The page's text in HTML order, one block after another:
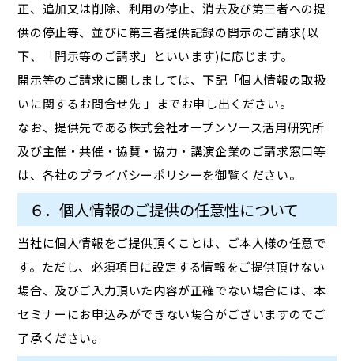
正、追加又は削除、利用の停止、消去及び第三者への提
供の停止等、並びに第三者提供記録の開示のご請求(以
下、「開示等のご請求」といいます)に応じます。
開示等のご請求に関しましては、下記「個人情報の取扱
いに関するお問合せ先 」までお申し出ください。
なお、提供先である株式会社オープンソース活用研究所
及び主催・共催・協賛・協力・講演企業のご請求窓口等
は、各社のプライバシーポリシーを御覧ください。
６．個人情報のご提供の任意性について
当社に個人情報をご提供頂くことは、ご本人様の任意で
す。ただし、必須項目に設定する情報をご提供頂けない
場合、及びご入力頂いた内容が正確でない場合には、本
セミナーにお申込みができない場合がございますのでご
了承ください。